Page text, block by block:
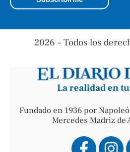
2026 – Todos los
La realidad en
Fundado en 1936 por
Mercedes Madriz de